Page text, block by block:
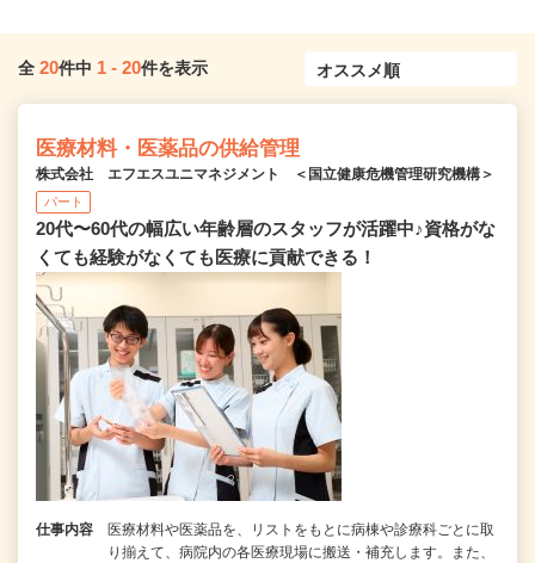
全 20件中 1 - 20件を表示
医療材料・医薬品の供給管理
株式会社 エフエスユニマネジメント ＜国立健康危機管理研究機構＞
パート
20代〜60代の幅広い年齢層のスタッフが活躍中♪資格がな
くても経験がなくても医療に貢献できる！
仕事内容
医療材料や医薬品を、リストをもとに病棟や診療科ごとに取
り揃えて、病院内の各医療現場に搬送・補充します。また、